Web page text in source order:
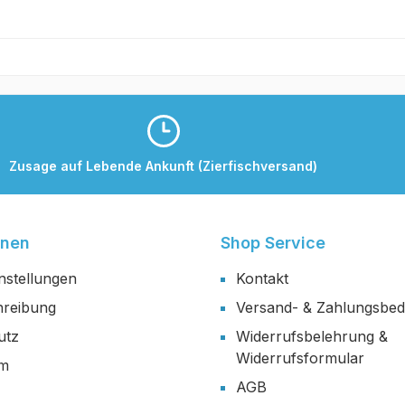
Zusage auf Lebende Ankunft (Zierfischversand)
Shop Service
Kontakt
Versand- &
Widerrufsbelehrung &
Widerrufsformular
AGB